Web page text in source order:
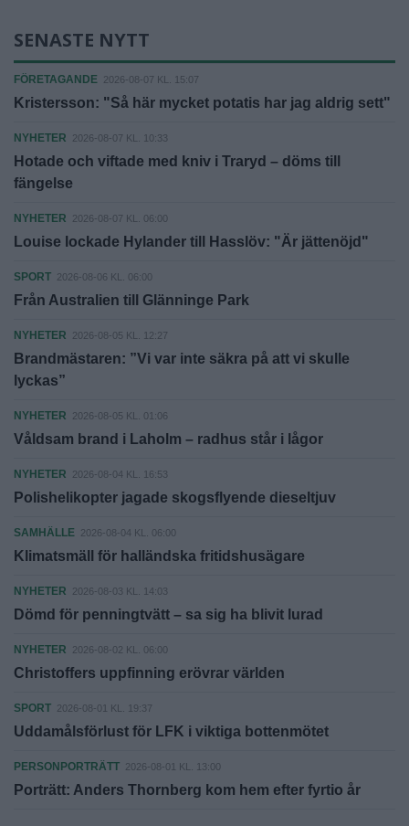
SENASTE NYTT
FÖRETAGANDE 2026-08-07 KL. 15:07
Kristersson: "Så här mycket potatis har jag aldrig sett"
NYHETER 2026-08-07 KL. 10:33
Hotade och viftade med kniv i Traryd – döms till
fängelse
NYHETER 2026-08-07 KL. 06:00
Louise lockade Hylander till Hasslöv: "Är jättenöjd"
SPORT 2026-08-06 KL. 06:00
Från Australien till Glänninge Park
NYHETER 2026-08-05 KL. 12:27
Brandmästaren: ”Vi var inte säkra på att vi skulle
lyckas”
NYHETER 2026-08-05 KL. 01:06
Våldsam brand i Laholm – radhus står i lågor
NYHETER 2026-08-04 KL. 16:53
Polishelikopter jagade skogsflyende dieseltjuv
SAMHÄLLE 2026-08-04 KL. 06:00
Klimatsmäll för halländska fritidshusägare
NYHETER 2026-08-03 KL. 14:03
Dömd för penningtvätt – sa sig ha blivit lurad
NYHETER 2026-08-02 KL. 06:00
Christoffers uppfinning erövrar världen
SPORT 2026-08-01 KL. 19:37
Uddamålsförlust för LFK i viktiga bottenmötet
PERSONPORTRÄTT 2026-08-01 KL. 13:00
Porträtt: Anders Thornberg kom hem efter fyrtio år